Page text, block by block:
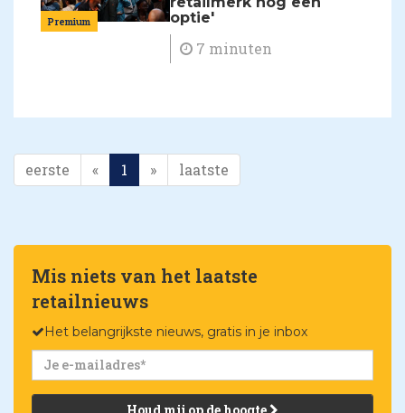
Premium
optie'
7 minuten
eerste « 1 » laatste
Mis niets van het laatste
retailnieuws
Het belangrijkste nieuws, gratis in je inbox